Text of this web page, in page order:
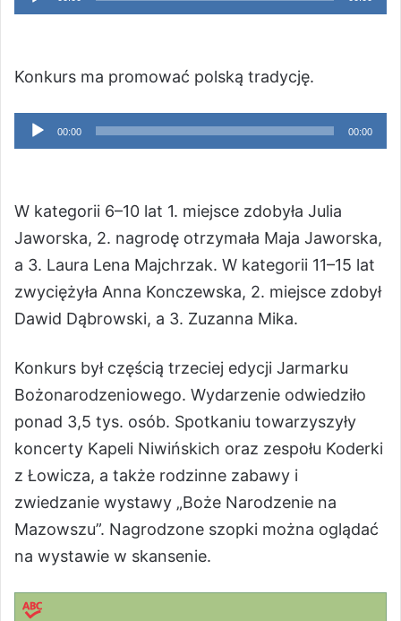
plików
Konkurs ma promować polską tradycję.
Odtwarzacz
plików
00:00 00:00
W kategorii 6–10 lat 1. miejsce zdobyła Julia
Jaworska, 2. nagrodę otrzymała Maja Jaworska,
a 3. Laura Lena Majchrzak. W kategorii 11–15 lat
zwyciężyła Anna Konczewska, 2. miejsce zdobył
Dawid Dąbrowski, a 3. Zuzanna Mika.
Konkurs był częścią trzeciej edycji Jarmarku
Bożonarodzeniowego. Wydarzenie odwiedziło
ponad 3,5 tys. osób. Spotkaniu towarzyszyły
koncerty Kapeli Niwińskich oraz zespołu Koderki
z Łowicza, a także rodzinne zabawy i
zwiedzanie wystawy „Boże Narodzenie na
Mazowszu”. Nagrodzone szopki można oglądać
na wystawie w skansenie.